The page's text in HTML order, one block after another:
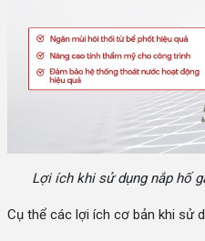
Lợi ích khi sử dụng nắp hố
Cụ thể các lợi ích cơ bản khi sử